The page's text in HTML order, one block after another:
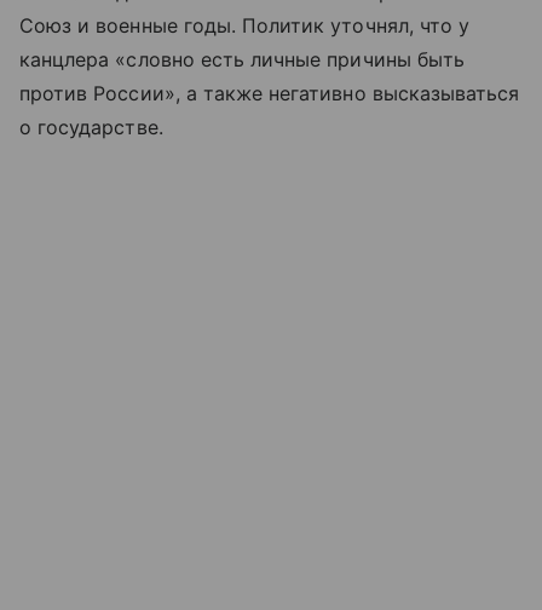
Союз и военные годы. Политик уточнял, что у
канцлера «словно есть личные причины быть
против России», а также негативно высказываться
о государстве.